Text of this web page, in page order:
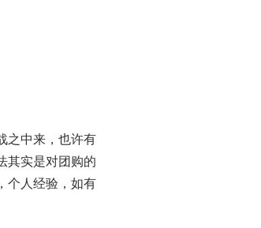
之中来，也许有
其实是对团购的
个人经验，如有